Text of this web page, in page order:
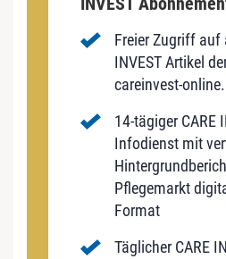
Freier Zugriff auf
INVEST Artikel
careinvest-
14-tägiger CARE
Infodienst mit
Pflegemarkt
Format
Täglicher CARE